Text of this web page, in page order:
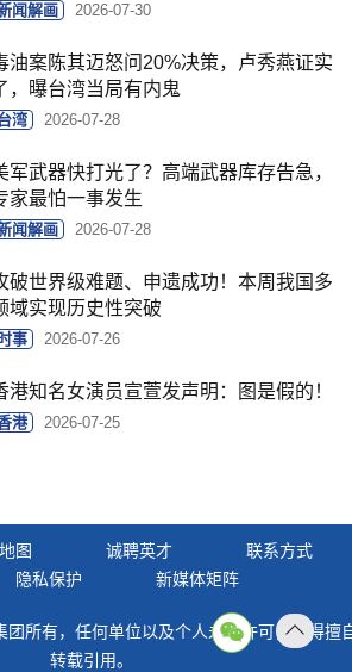
闻解画 2026-07-30
油案陈其迈怒问20%决策，卢秀燕证实
，曝台湾当局有内鬼
湾 2026-07-28
军武器快打光了？高端武器库存告急，
家最怕一事发生
闻解画 2026-07-28
破世界级难题、申遗成功！本周我国多
域实现历史性突破
时事 2026-07-26
港知名女演员宣萱发声明：图是假的！
港 2026-07-25
图 诚聘英才
联系方式
隐私保护 新媒体矩阵
团所有，任何单位以及个人未经许可，不得擅
转载引用。